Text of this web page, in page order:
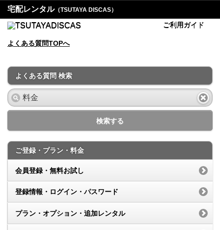
宅配レンタル（TSUTAYA DISCAS）
ご利用ガイド
よくある質問TOPへ
よくある質問 検索
検索する
ご登録・プラン・料金
会員登録・無料お試し
登録情報・ログイン・パスワード
プラン・オプション・追加レンタル